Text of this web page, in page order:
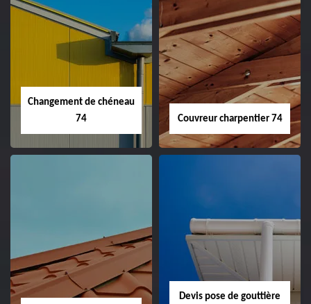
Changement de chéneau
74
Couvreur charpentier 74
Devis pose de gouttière